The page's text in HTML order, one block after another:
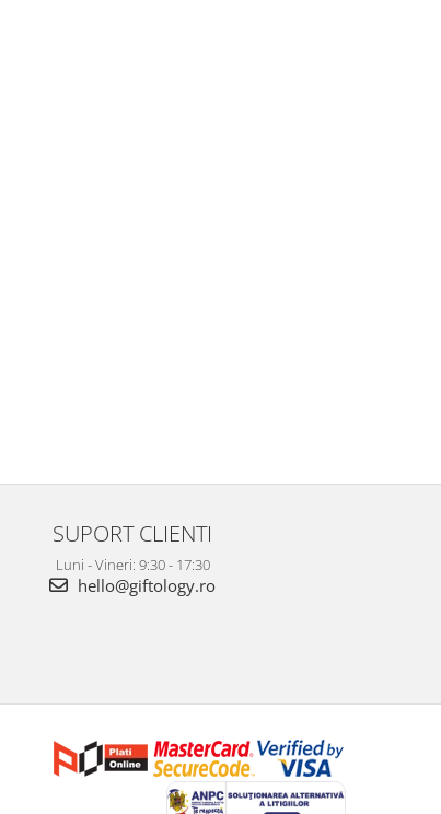
SUPORT CLIENTI
Luni - Vineri: 9:30 - 17:30
hello@giftology.ro